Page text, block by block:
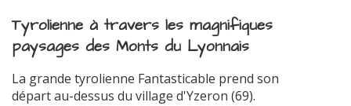
Tyrolienne à travers les magnifiques
paysages des Monts du Lyonnais
La grande tyrolienne Fantasticable prend son
départ au-dessus du village d'Yzeron (69).